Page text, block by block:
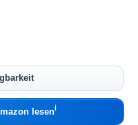
lesenℹ︎